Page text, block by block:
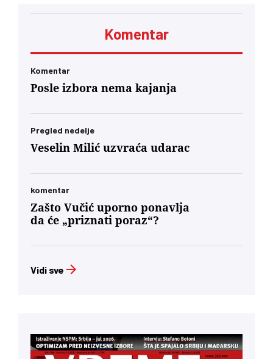
Komentar
Komentar
Posle izbora nema kajanja
Pregled nedelje
Veselin Milić uzvraća udarac
komentar
Zašto Vučić uporno ponavlja
da će „priznati poraz“?
Vidi sve